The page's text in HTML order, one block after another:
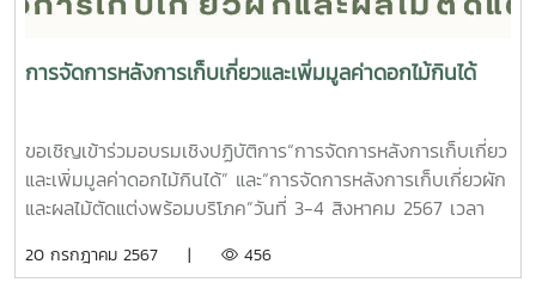
การจัดการหลังการเก็บเกี่ยวและเพิ่มมูลค่าดอกไม้กินได้
ขอเชิญเข้าร่วมอบรมเชิงปฏิบัติการ“การจัดการหลังการเก็บเกี่ยว
และเพิ่มมูลค่าดอกไม้กินได้” และ“การจัดการหลังการเก็บเกี่ยวผัก
และผลไม้ตัดแต่งพร้อมบริโภค”วันที่ 3-4 สิงหาคม 2567 เวลา
201คณะวิศวกรรมและอุตสาหกรรมเกษตรรับจำกัด 30 คน ฟรี!!!
20 กรกฎาคม 2567 | 456